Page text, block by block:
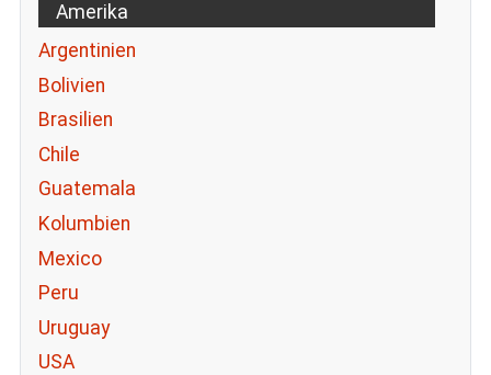
Amerika
Argentinien
Bolivien
Brasilien
Chile
Guatemala
Kolumbien
Mexico
Peru
Uruguay
USA